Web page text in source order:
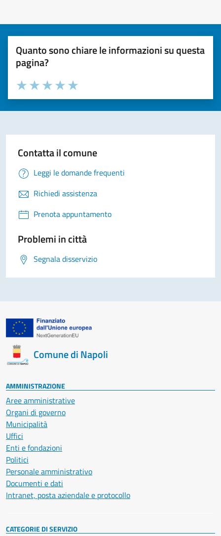
Quanto sono chiare le informazioni su questa
pagina?
Valuta la chiarezza delle informazioni (da 1 a 5 stelle)
Seleziona il numero di stelle per valutare la chiarezza delle
Valuta 5 stelle su 5
Valuta 4 stelle su 5
Valuta 3 stelle su 5
Valuta 2 stelle su 5
Valuta 1 stelle su 5
Contatta il comune
Leggi le domande frequenti
Richiedi assistenza
Prenota appuntamento
Problemi in città
Segnala disservizio
Comune di Napoli
AMMINISTRAZIONE
Aree amministrative
Organi di governo
Municipalità
Uffici
Enti e fondazioni
Politici
Personale amministrativo
Documenti e dati
Intranet, posta aziendale e protocollo
CATEGORIE DI SERVIZIO